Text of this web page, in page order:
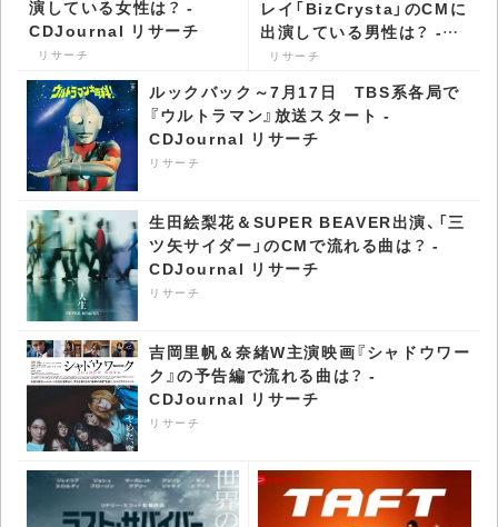
演している女性は？ -
CDJournal リサーチ
リサーチ
レイ「BizCrysta」のCMに
出演している男性は？ -
CDJournal リサーチ
リサーチ
ルックバック～7月17日 TBS系各局で
『ウルトラマン』放送スタート -
CDJournal リサーチ
リサーチ
生田絵梨花＆SUPER BEAVER出演、「三
ツ矢サイダー」のCMで流れる曲は？ -
CDJournal リサーチ
リサーチ
吉岡里帆＆奈緒W主演映画『シャドウワー
ク』の予告編で流れる曲は？ -
CDJournal リサーチ
リサーチ